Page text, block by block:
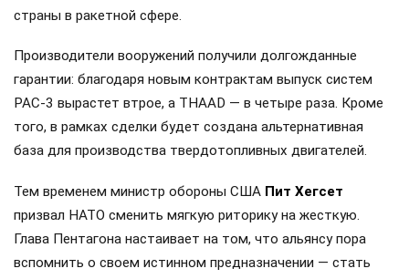
страны в ракетной сфере.
Производители вооружений получили долгожданные
гарантии: благодаря новым контрактам выпуск систем
PAC-3 вырастет втрое, а THAAD — в четыре раза. Кроме
того, в рамках сделки будет создана альтернативная
база для производства твердотопливных двигателей.
Тем временем министр обороны США Пит Хегсет
призвал НАТО сменить мягкую риторику на жесткую.
Глава Пентагона настаивает на том, что альянсу пора
вспомнить о своем истинном предназначении — стать